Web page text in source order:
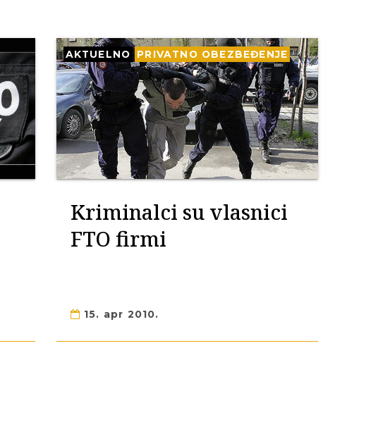
AKTUELNO PRIVATNO OBEZBEĐENJE
Kriminalci su vlasnici
FTO firmi
15. apr 2010.